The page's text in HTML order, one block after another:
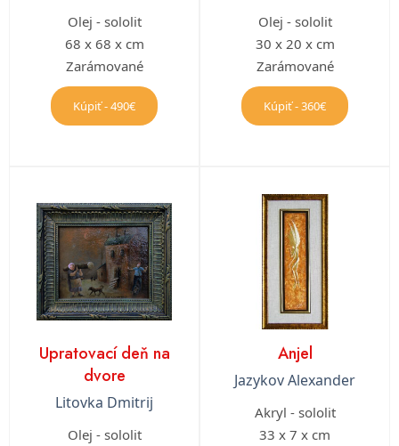
Olej - sololit
68 x 68 x cm
Zarámované
Kúpiť - 490€
Olej - sololit
30 x 20 x cm
Zarámované
Kúpiť - 360€
Upratovací deň na
dvore
Litovka Dmitrij
Olej - sololit
Anjel
Jazykov Alexander
Akryl - sololit
33 x 7 x cm